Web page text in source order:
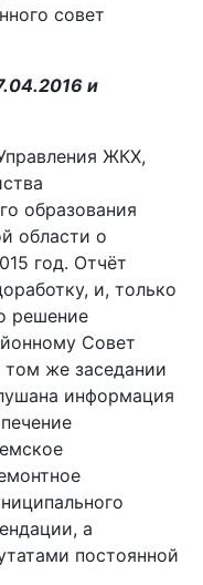
совет
и
ЖКХ,
образования
области о
год. Отчёт
и, только
решение
Совет
том же заседании
информация
а
постоянной